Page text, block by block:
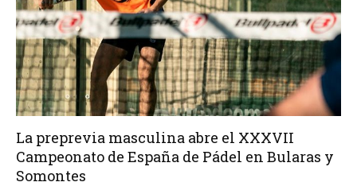
La preprevia masculina abre el XXXVII
Campeonato de España de Pádel en Bularas y
Somontes